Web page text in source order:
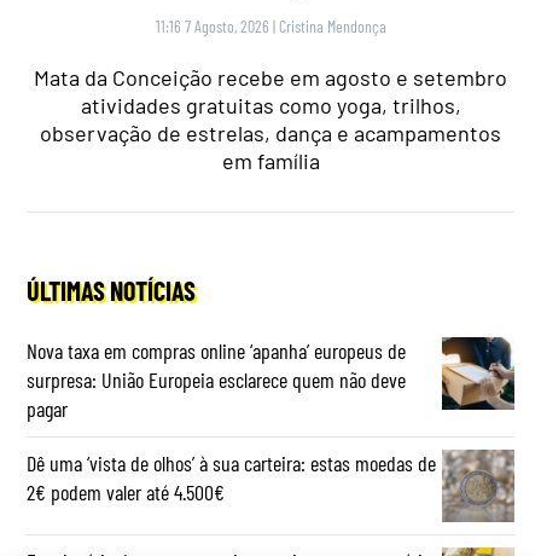
11:16 7 Agosto, 2026 | Cristina Mendonça
Mata da Conceição recebe em agosto e setembro
atividades gratuitas como yoga, trilhos,
observação de estrelas, dança e acampamentos
em família
ÚLTIMAS NOTÍCIAS
Nova taxa em compras online ‘apanha’ europeus de
surpresa: União Europeia esclarece quem não deve
pagar
Dê uma ‘vista de olhos’ à sua carteira: estas moedas de
2€ podem valer até 4.500€